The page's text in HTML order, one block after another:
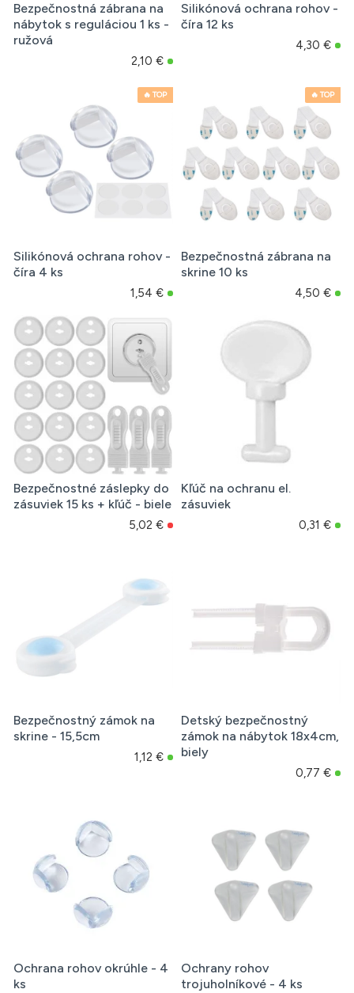
Bezpečnostná zábrana na
nábytok s reguláciou 1 ks -
ružová
2,10 €
Silikónová ochrana rohov -
číra 12 ks
4,30 €
🔥 TOP
Silikónová ochrana rohov -
číra 4 ks
1,54 €
🔥 TOP
Bezpečnostná zábrana na
skrine 10 ks
4,50 €
Bezpečnostné záslepky do
zásuviek 15 ks + kľúč - biele
5,02 €
Kľúč na ochranu el.
zásuviek
0,31 €
Bezpečnostný zámok na
skrine - 15,5cm
1,12 €
Detský bezpečnostný
zámok na nábytok 18x4cm,
biely
0,77 €
Ochrana rohov okrúhle - 4
ks
Ochrany rohov
trojuholníkové - 4 ks